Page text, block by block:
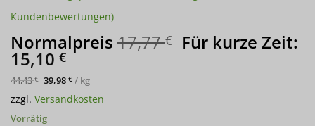
Bewertet
mit4.71
basierend
auf
7
Kundenbewertungen
Kundenbewertungen)
Normalpreis 17,77€ Ursprünglicher
Für kurze Zeit:
15,10 €Aktueller
Preis
ist:
15,10 €.
44,43€ 39,98 €/ kg
zzgl. Versandkosten
Vorrätig